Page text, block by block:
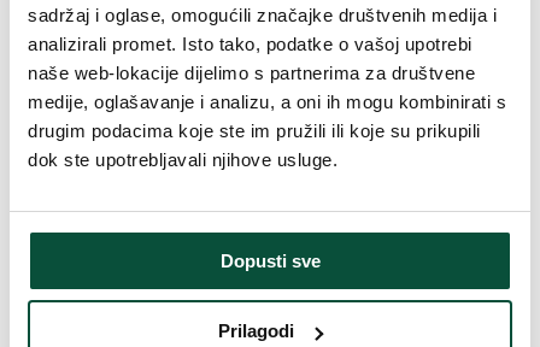
sadržaj i oglase, omogućili značajke društvenih medija i
analizirali promet. Isto tako, podatke o vašoj upotrebi
naše web-lokacije dijelimo s partnerima za društvene
medije, oglašavanje i analizu, a oni ih mogu kombinirati s
drugim podacima koje ste im pružili ili koje su prikupili
dok ste upotrebljavali njihove usluge.
Dopusti sve
Prilagodi
Da bismo započeli izradu božićne mašne za bor, odrezali smo dugu
traku deblje vrpce. Zatim od njega počnemo stvarati suzice koje
svaki put uhvatimo prstima u sredini. Počinjemo ih izrađivati ​od
otprilike 3/4 vrpce, ostavljajući kraj slobodnim. Možemo napraviti
mnogo suza kako bi mašna bila što masivnija.
Na kraju središte mašne koju stalno pritiskamo prstima zavežemo
iste dužine koju smo ostavili na početku.
Ako je ova mašna napravljena od debele vrpce, posebno će lijepo